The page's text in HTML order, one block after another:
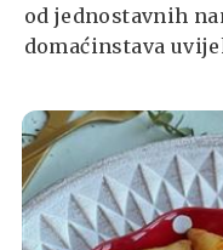
od jednostavnih
domaćinstava
pripreme je jedno
jela bosanske